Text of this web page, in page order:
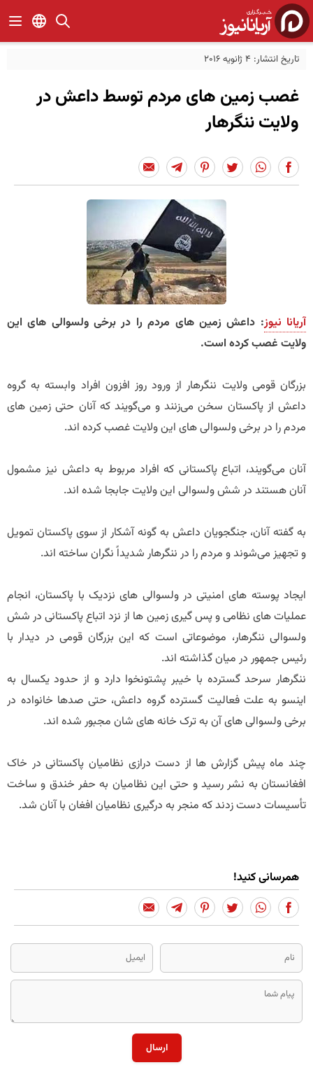
تاریخ انتشار: 4 ژانویه 2016
غصب زمین های مردم توسط داعش در
ولایت ننگرهار
آریانا نیوز: داعش زمین های مردم را در برخی ولسوالی های این
ولایت غصب کرده است.
بزرگان قومی ولایت ننگرهار از ورود روز افزون افراد وابسته به گروه
داعش از پاکستان سخن می‌زنند و می‌گویند که آنان حتی زمین های
مردم را در برخی ولسوالی های این ولایت غصب کرده اند.
آنان می‌گویند، اتباع پاکستانی که افراد مربوط به داعش نیز مشمول
آنان هستند در شش ولسوالی این ولایت جابجا شده اند.
به گفته آنان، جنگجویان داعش به گونه آشکار از سوی پاکستان تمویل
و تجهیز می‌شوند و مردم را در ننگرهار شدیداً نگران ساخته اند.
ایجاد پوسته های امنیتی در ولسوالی های نزدیک با پاکستان، انجام
عملیات های نظامی و پس گیری زمین ها از نزد اتباع پاکستانی در شش
ولسوالی ننگرهار، موضوعاتی است که این بزرگان قومی در دیدار با
رئیس جمهور در میان گذاشته اند.
ننگرهار سرحد گسترده با خیبر پشتونخوا دارد و از حدود یکسال به
اینسو به علت فعالیت گسترده گروه داعش، حتی صدها خانواده در
برخی ولسوالی های آن به ترک خانه های شان مجبور شده اند.
چند ماه پیش گزارش ها از دست درازی نظامیان پاکستانی در خاک
افغانستان به نشر رسید و حتی این نظامیان به حفر خندق و ساخت
تأسیسات دست زدند که منجر به درگیری نظامیان افغان با آنان شد.
همرسانی کنید!
ارسال